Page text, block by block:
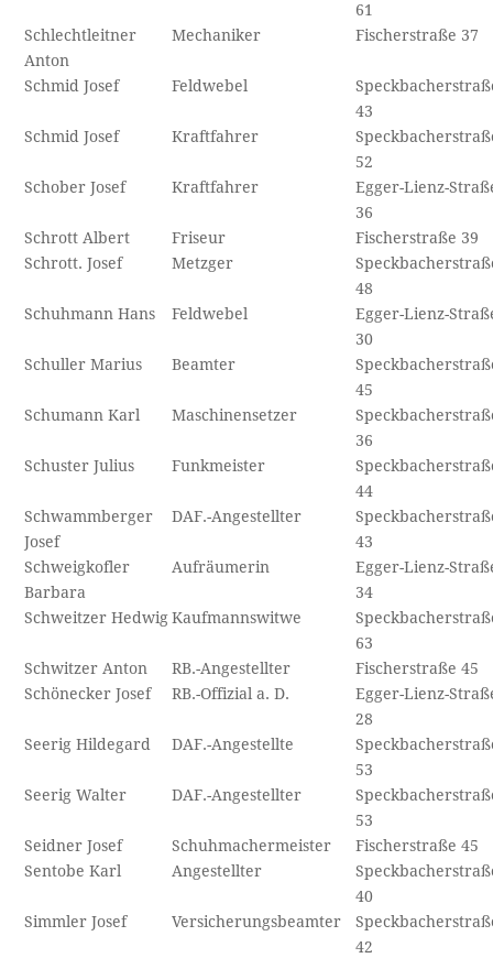
61
Schlechtleitner
Anton
Mechaniker Fischerstraße 37
Schmid Josef Feldwebel
43
Schmid Josef
Kraftfahrer
52
Schober Josef
Kraftfahrer
Egger-Lienz-
36
Schrott Albert
Friseur
Fischerstraße 39
Schrott. Josef
Metzger
48
Schuhmann Hans
Feldwebel
Egger-Lienz-
30
Schuller Marius
Beamter
45
Schumann Karl
Maschinensetzer
36
Schuster Julius
Funkmeister
44
Schwammberger
Josef
DAF.-Angestellter
43
Schweigkofler
Barbara
Aufräumerin
Egger-Lienz-
34
Schweitzer Hedwig Kaufmannswitwe
63
Schwitzer Anton
RB.-Angestellter
Fischerstraße 45
Schönecker Josef
RB.-Offizial a. D.
Egger-Lienz-
28
Seerig Hildegard
DAF.-Angestellte
53
Seerig Walter
DAF.-Angestellter
53
Seidner Josef
Schuhmachermeister
Fischerstraße 45
Sentobe Karl
Angestellter
40
Simmler Josef
Versicherungsbeamter
42